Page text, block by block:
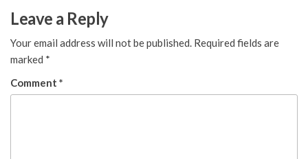
Leave a Reply
Your email address will not be published. Required fields are
marked *
Comment *